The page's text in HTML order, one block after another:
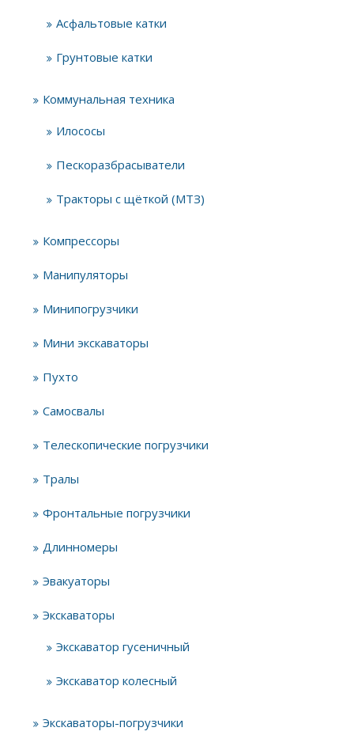
Асфальтовые катки
Грунтовые катки
Коммунальная техника
Илососы
Пескоразбрасыватели
Тракторы с щёткой (МТЗ)
Компрессоры
Манипуляторы
Минипогрузчики
Мини экскаваторы
Пухто
Самосвалы
Телескопические погрузчики
Тралы
Фронтальные погрузчики
Длинномеры
Эвакуаторы
Экскаваторы
Экскаватор гусеничный
Экскаватор колесный
Экскаваторы-погрузчики